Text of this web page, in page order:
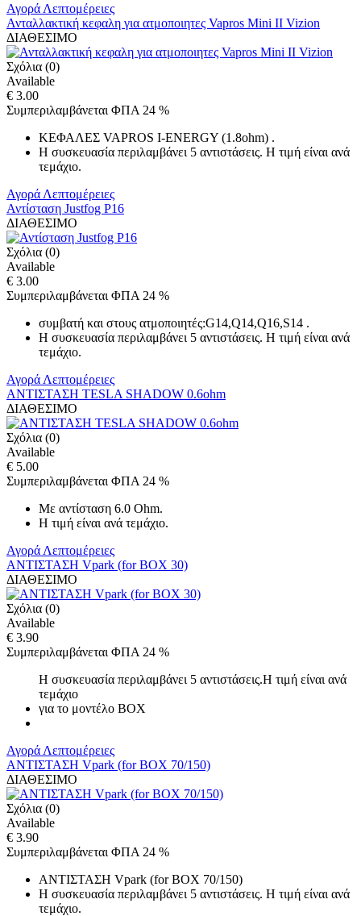
Αγορά Λεπτομέρειες
Ανταλλακτική κεφαλη για ατμοποιητες Vapros Mini II Vizion
ΔΙΑΘΕΣΙΜΟ
Σχόλια (0)
Available
€ 3.00
Συμπεριλαμβάνεται ΦΠΑ 24 %
ΚΕΦΑΛΕΣ VAPROS I-ENERGY (1.8ohm) .
Η συσκευασία περιλαμβάνει 5 αντιστάσεις. H τιμή είναι ανά
τεμάχιο.
Αγορά Λεπτομέρειες
Αντίσταση Justfog P16
ΔΙΑΘΕΣΙΜΟ
Σχόλια (0)
Available
€ 3.00
Συμπεριλαμβάνεται ΦΠΑ 24 %
συμβατή και στους ατμοποιητές:G14,Q14,Q16,S14 .
Η συσκευασία περιλαμβάνει 5 αντιστάσεις. H τιμή είναι ανά
τεμάχιο.
Αγορά Λεπτομέρειες
ΑΝΤΙΣΤΑΣΗ TESLA SHADOW 0.6ohm
ΔΙΑΘΕΣΙΜΟ
Σχόλια (0)
Available
€ 5.00
Συμπεριλαμβάνεται ΦΠΑ 24 %
Με αντίσταση 6.0 Ohm.
Η τιμή είναι ανά τεμάχιο.
Αγορά Λεπτομέρειες
ΑΝΤΙΣΤΑΣΗ Vpark (for BOX 30)
ΔΙΑΘΕΣΙΜΟ
Σχόλια (0)
Available
€ 3.90
Συμπεριλαμβάνεται ΦΠΑ 24 %
Η συσκευασία περιλαμβάνει 5 αντιστάσεις.Η τιμή είναι ανά
τεμάχιο
για το μοντέλο BOX
Αγορά Λεπτομέρειες
ΑΝΤΙΣΤΑΣΗ Vpark (for BOX 70/150)
ΔΙΑΘΕΣΙΜΟ
Σχόλια (0)
Available
€ 3.90
Συμπεριλαμβάνεται ΦΠΑ 24 %
ΑΝΤΙΣΤΑΣΗ Vpark (for BOX 70/150)
Η συσκευασία περιλαμβάνει 5 αντιστάσεις. Η τιμή είναι ανά
τεμάχιο.